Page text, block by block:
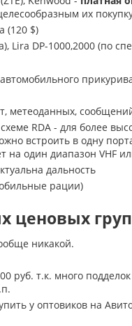
их
(120 $)
Lira DP-1000,2000 (по
метеоданных,
RDA - для более
встроить в одну
на один диапазон VHF
дальность
рации)
ценовых
никакой.
руб. т.к. много
у оптовиков на